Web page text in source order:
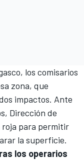
los comisarios
zona, que
impactos. Ante
Dirección de
roja para permitir
la superficie.
los operarios